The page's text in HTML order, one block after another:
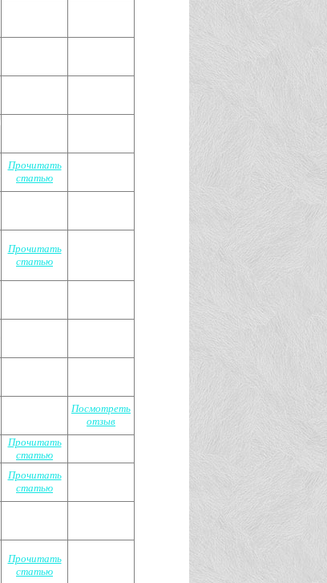
Прочитать
статью
Прочитать
статью
Посмотреть
отзыв
Прочитать
статью
Прочитать
статью
Прочитать
статью